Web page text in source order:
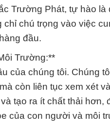
Trường Phát, tự hào
chỉ chú trọng vào việc
đầu.
Trường:**
của chúng tôi. Chúng
còn liên tục xem xét
tạo ra ít chất thải
của con người và môi